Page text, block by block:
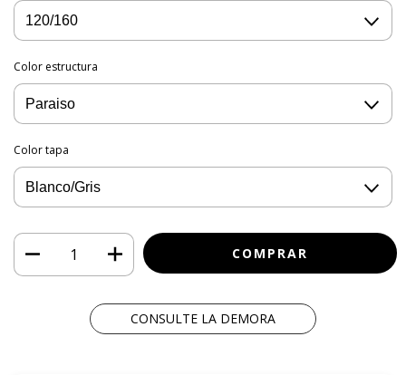
Color estructura
Color tapa
CONSULTE LA DEMORA